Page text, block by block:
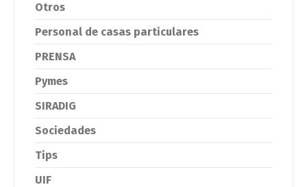
Otros
Personal de casas particulares
PRENSA
Pymes
SIRADIG
Sociedades
Tips
UIF